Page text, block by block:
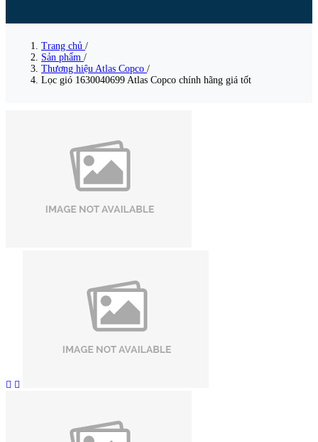
Trang chủ /
Sản phẩm /
Thương hiệu Atlas Copco /
Lọc gió 1630040699 Atlas Copco chính hãng giá tốt